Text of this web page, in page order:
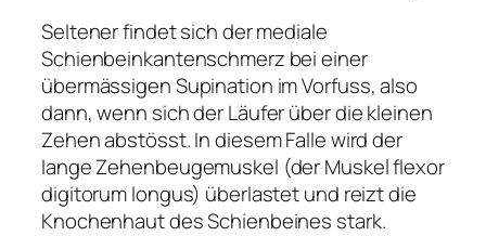
Seltener findet sich der mediale
Schienbeinkantenschmerz bei einer
übermässigen Supination im Vorfuss, also
dann, wenn sich der Läufer über die kleinen
Zehen abstösst. In diesem Falle wird der
lange Zehenbeugemuskel (der Muskel flexor
digitorum longus) überlastet und reizt die
Knochenhaut des Schienbeines stark.